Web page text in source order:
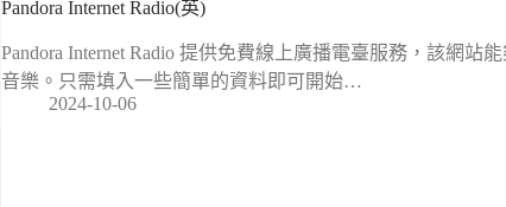
Pandora Internet Radio(英)
Pandora Internet Radio 提供免費線上廣播電臺服務，該網站
音樂。只需填入一些簡單的資料即可開始…
2024-10-06